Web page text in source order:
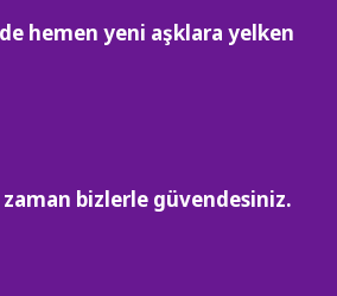
hemen yeni aşklara yelken
zaman bizlerle güvendesiniz.